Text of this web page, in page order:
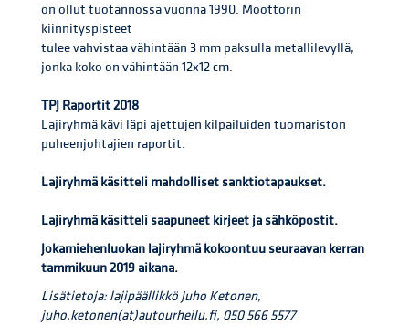
on ollut tuotannossa vuonna 1990. Moottorin
kiinnityspisteet
tulee vahvistaa vähintään 3 mm paksulla metallilevyllä,
jonka koko on vähintään 12x12 cm.
TPJ Raportit 2018
Lajiryhmä kävi läpi ajettujen kilpailuiden tuomariston
puheenjohtajien raportit.
Lajiryhmä käsitteli mahdolliset sanktiotapaukset.
Lajiryhmä käsitteli saapuneet kirjeet ja sähköpostit.
Jokamiehenluokan lajiryhmä kokoontuu seuraavan kerran
tammikuun 2019 aikana.
Lisätietoja: lajipäällikkö Juho Ketonen,
juho.ketonen(at)autourheilu.fi, 050 566 5577